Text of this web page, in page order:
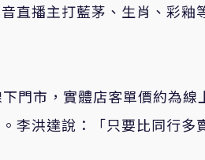
直播主打藍茅、生肖、彩
門市，實體店客單價約為
李洪達說：「只要比同行多